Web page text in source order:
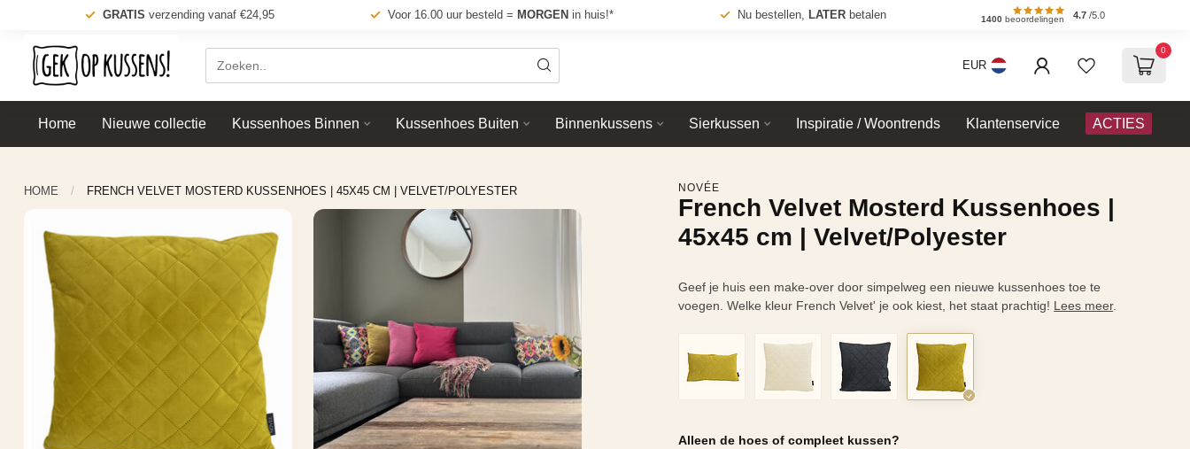
GRATIS verzending vanaf €24,95 Voor 16.00 uur besteld = MORGEN in huis!* Nu bestellen, LATER betalen 1400 beoordelingen 4.7 /5.0
EUR
0
Home Nieuwe collectie Kussenhoes Binnen Kussenhoes Buiten Binnenkussens Sierkussen Inspiratie / Woontrends Klantenservice ACTIES
HOME / FRENCH VELVET MOSTERD KUSSENHOES | 45X45 CM | VELVET/POLYESTER NOVÉE
French Velvet Mosterd Kussenhoes |
45x45 cm | Velvet/Polyester
Geef je huis een make-over door simpelweg een nieuwe kussenhoes toe te
voegen. Welke kleur French Velvet' je ook kiest, het staat prachtig! Lees meer.
Alleen de hoes of compleet kussen?